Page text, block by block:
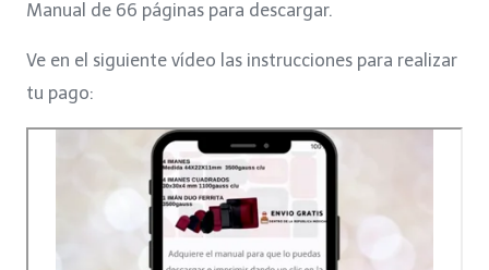
$7.$5.
Manual de 66 páginas para descargar.
Ve en el siguiente vídeo las instrucciones para realizar
tu pago: